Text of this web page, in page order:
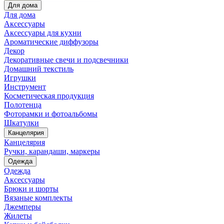
Для дома
Для дома
Аксессуары
Аксессуары для кухни
Ароматические диффузоры
Декор
Декоративные свечи и подсвечники
Домашний текстиль
Игрушки
Инструмент
Косметическая продукция
Полотенца
Фоторамки и фотоальбомы
Шкатулки
Канцелярия
Канцелярия
Ручки, карандаши, маркеры
Одежда
Одежда
Аксессуары
Брюки и шорты
Вязаные комплекты
Джемперы
Жилеты